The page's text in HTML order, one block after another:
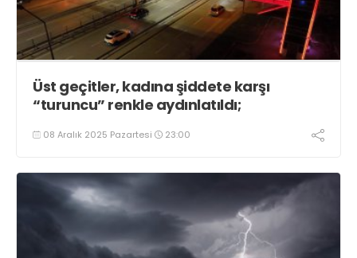
Üst geçitler, kadına şiddete karşı
“turuncu” renkle aydınlatıldı;
08 Aralık 2025 Pazartesi 23:00